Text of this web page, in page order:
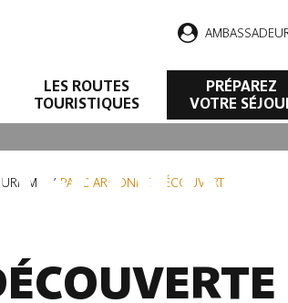
LES ROUTES
TOURISTIQUES
PRÉPAREZ
VOTRE
PARC ARGONNE DÉCOUVERTE